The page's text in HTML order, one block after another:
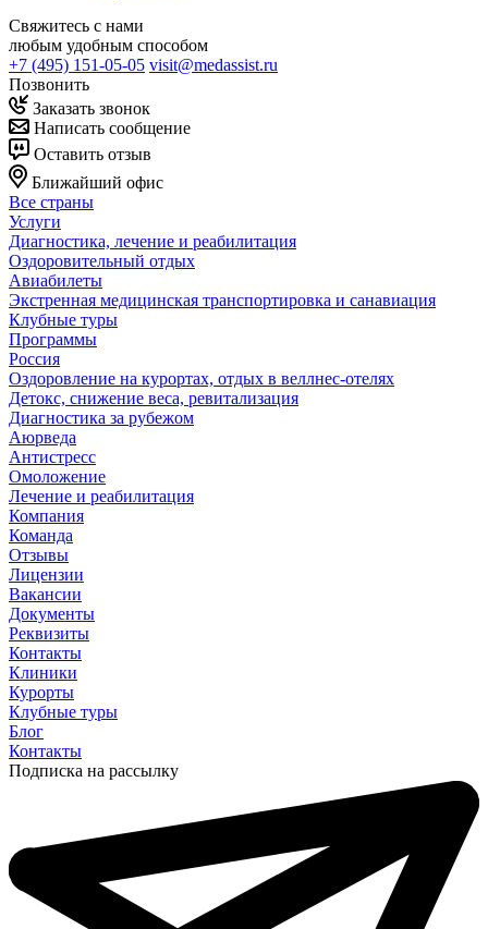
Свяжитесь с нами
любым удобным способом
+7 (495) 151-05-05 visit@medassist.ru
Позвонить
Заказать звонок
Написать сообщение
Оставить отзыв
Ближайший офис
Все страны
Услуги
Диагностика, лечение и реабилитация
Оздоровительный отдых
Авиабилеты
Экстренная медицинская транспортировка и санавиация
Клубные туры
Программы
Россия
Оздоровление на курортах, отдых в веллнес-отелях
Детокс, снижение веса, ревитализация
Диагностика за рубежом
Аюрведа
Антистресс
Омоложение
Лечение и реабилитация
Компания
Команда
Отзывы
Лицензии
Вакансии
Документы
Реквизиты
Контакты
Клиники
Курорты
Клубные туры
Блог
Контакты
Подписка на рассылку